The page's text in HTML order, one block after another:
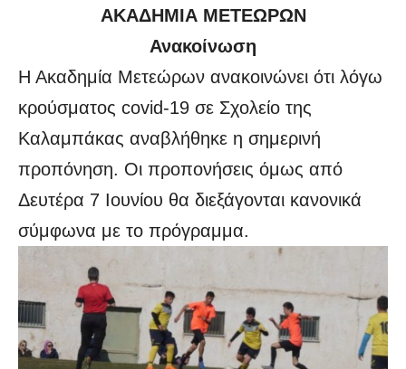
ΑΚΑΔΗΜΙΑ ΜΕΤΕΩΡΩΝ
Ανακοίνωση
Η Ακαδημία Μετεώρων ανακοινώνει ότι λόγω
κρούσματος covid-19 σε Σχολείο της
Καλαμπάκας αναβλήθηκε η σημερινή
προπόνηση. Οι προπονήσεις όμως από
Δευτέρα 7 Ιουνίου θα διεξάγονται κανονικά
σύμφωνα με το πρόγραμμα.